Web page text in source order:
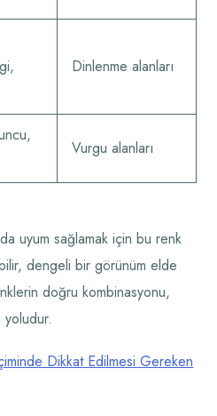
Dinlenme alanları
Vurgu alanları
uyum sağlamak için bu renk
dengeli bir görünüm elde
doğru kombinasyonu,
yoludur.
Dikkat Edilmesi Gereken